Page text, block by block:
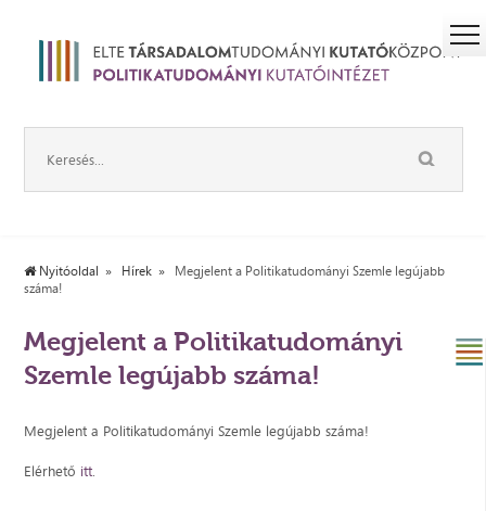
Nyitóoldal Hírek
Megjelent a Politikatudományi Szemle legújabb
száma!
Megjelent a Politikatudományi
Szemle legújabb száma!
Megjelent a Politikatudományi Szemle legújabb száma!
Elérhető itt.